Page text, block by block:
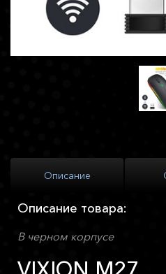
Описание
Описание товара:
В черном корпусе